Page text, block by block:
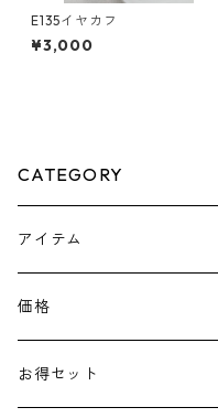
E135イヤカフ
¥3,000
CATEGORY
アイテム
ピアス
ネックレス
価格
￥1100～￥2000
お得セット